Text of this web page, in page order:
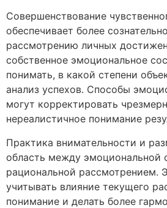
Совершенствование
обеспечивает более
рассмотрению личных
собственное эмоциональное
понимать, в какой степени
анализ успехов. Способы
могут корректировать
нереалистичное понимание
Практика внимательности и
область между эмоциональной
рациональной рассмотрением.
учитывать влияние текущего
понимание и делать более